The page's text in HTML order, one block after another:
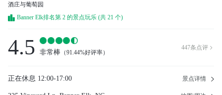
酒庄与葡萄园
Banner Elk排名第 2 的景点玩乐 (共 21 个)
4.5 非常棒 （91.44%好评率）
447条点评 
正在休息 12:00-17:00 景点详情